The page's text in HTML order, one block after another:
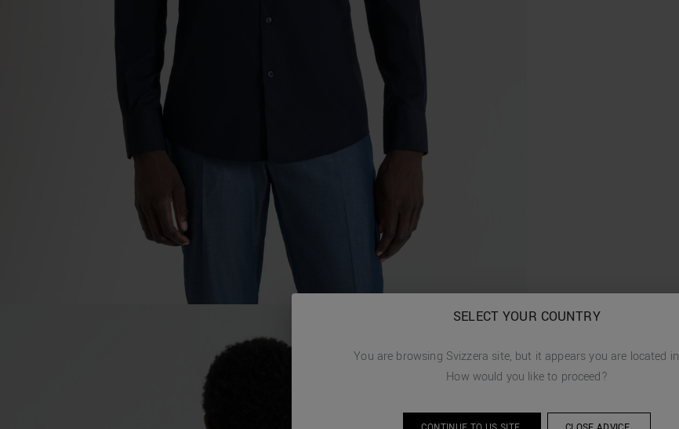
SELECT YOUR COUNTRY
You are browsing Svizzera site, but it appears you are located in
How would you like to proceed?